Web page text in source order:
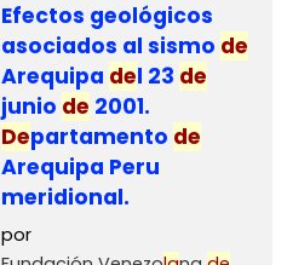
Efectos geológicos
asociados al sismo de
Arequipa del 23 de
junio de 2001.
Departamento de
Arequipa Peru
meridional.
por